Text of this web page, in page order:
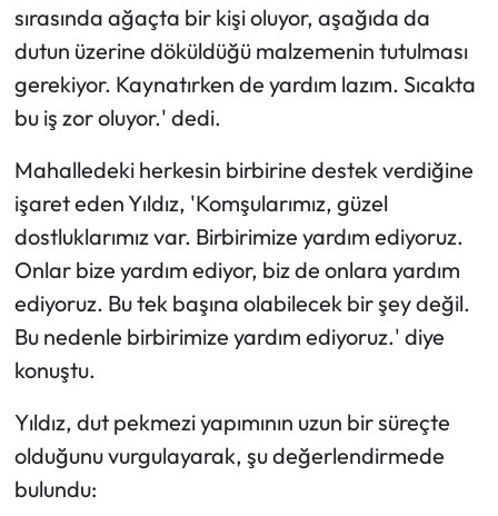
sırasında ağaçta bir kişi oluyor, aşağıda da
dutun üzerine döküldüğü malzemenin tutulması
gerekiyor. Kaynatırken de yardım lazım. Sıcakta
bu iş zor oluyor.' dedi.
Mahalledeki herkesin birbirine destek verdiğine
işaret eden Yıldız, 'Komşularımız, güzel
dostluklarımız var. Birbirimize yardım ediyoruz.
Onlar bize yardım ediyor, biz de onlara yardım
ediyoruz. Bu tek başına olabilecek bir şey değil.
Bu nedenle birbirimize yardım ediyoruz.' diye
konuştu.
Yıldız, dut pekmezi yapımının uzun bir süreçte
olduğunu vurgulayarak, şu değerlendirmede
bulundu: